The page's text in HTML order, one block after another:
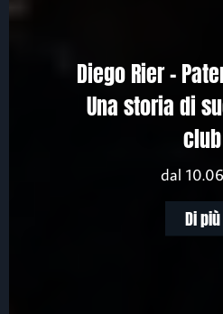
Diego Rier –
Una storia di
club
dal
Di più